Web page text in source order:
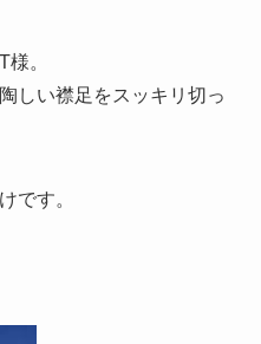
。
しい襟足をスッキリ切っ
です。